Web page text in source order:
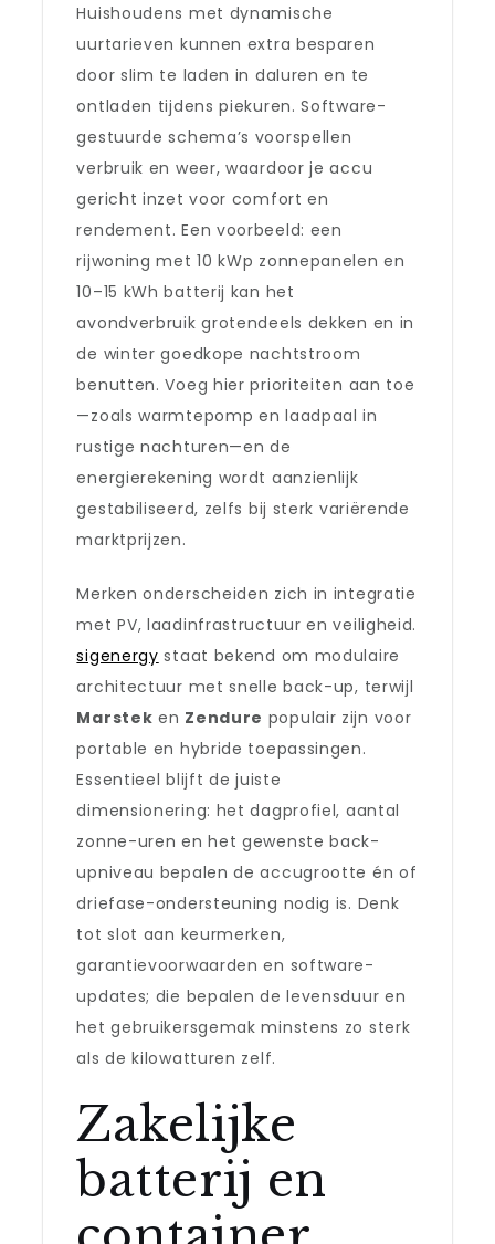
Huishoudens met dynamische
uurtarieven kunnen extra besparen
door slim te laden in daluren en te
ontladen tijdens piekuren. Software-
gestuurde schema’s voorspellen
verbruik en weer, waardoor je accu
gericht inzet voor comfort en
rendement. Een voorbeeld: een
rijwoning met 10 kWp zonnepanelen en
10–15 kWh batterij kan het
avondverbruik grotendeels dekken en in
de winter goedkope nachtstroom
benutten. Voeg hier prioriteiten aan toe
—zoals warmtepomp en laadpaal in
rustige nachturen—en de
energierekening wordt aanzienlijk
gestabiliseerd, zelfs bij sterk variërende
marktprijzen.
Merken onderscheiden zich in integratie
met PV, laadinfrastructuur en veiligheid.
sigenergy staat bekend om modulaire
architectuur met snelle back-up, terwijl
Marstek en Zendure populair zijn voor
portable en hybride toepassingen.
Essentieel blijft de juiste
dimensionering: het dagprofiel, aantal
zonne-uren en het gewenste back-
upniveau bepalen de accugrootte én of
driefase-ondersteuning nodig is. Denk
tot slot aan keurmerken,
garantievoorwaarden en software-
updates; die bepalen de levensduur en
het gebruikersgemak minstens zo sterk
als de kilowatturen zelf.
Zakelijke
batterij en